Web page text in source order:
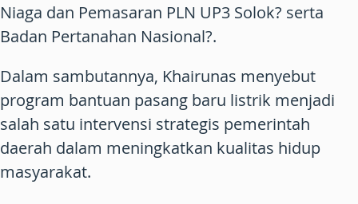
Niaga dan Pemasaran PLN UP3 Solok? serta
Badan Pertanahan Nasional?.
Dalam sambutannya, Khairunas menyebut
program bantuan pasang baru listrik menjadi
salah satu intervensi strategis pemerintah
daerah dalam meningkatkan kualitas hidup
masyarakat.